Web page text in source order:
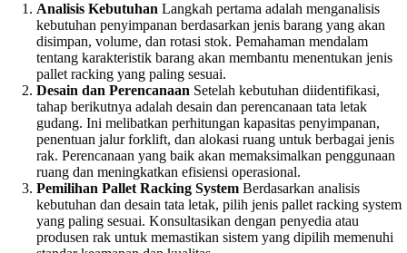
Analisis Kebutuhan Langkah pertama adalah menganalisis
kebutuhan penyimpanan berdasarkan jenis barang yang akan
disimpan, volume, dan rotasi stok. Pemahaman mendalam
tentang karakteristik barang akan membantu menentukan jenis
pallet racking yang paling sesuai.
Desain dan Perencanaan Setelah kebutuhan diidentifikasi,
tahap berikutnya adalah desain dan perencanaan tata letak
gudang. Ini melibatkan perhitungan kapasitas penyimpanan,
penentuan jalur forklift, dan alokasi ruang untuk berbagai jenis
rak. Perencanaan yang baik akan memaksimalkan penggunaan
ruang dan meningkatkan efisiensi operasional.
Pemilihan Pallet Racking System Berdasarkan analisis
kebutuhan dan desain tata letak, pilih jenis pallet racking system
yang paling sesuai. Konsultasikan dengan penyedia atau
produsen rak untuk memastikan sistem yang dipilih memenuhi